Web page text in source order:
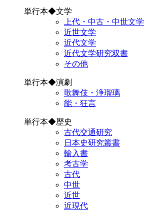
単行本◆文学
上代・中古・中世文学
近世文学
近代文学
近代文学研究双書
その他
単行本◆演劇
歌舞伎・浄瑠璃
能・狂言
単行本◆歴史
古代交通研究
日本史研究叢書
輸入書
考古学
古代
中世
近世
近現代